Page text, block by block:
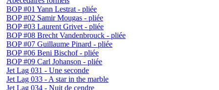
BOP #01 Yann Lestrat - pliée
BOP #02 Samir Mougas - pliée
BOP #03 Laurent Grivet - pliée
BOP #08 Brecht Vandenbrouck - pliée
BOP #07 Guillaume Pinard - pliée
BOP #06 Beni Bischof - pliée
BOP #09 Carl Johanson - pliée
Jet Lag 031 - Une seconde
Jet Lag 033 - A star in the marble
Jet Lag 034 - Nuit de cendre